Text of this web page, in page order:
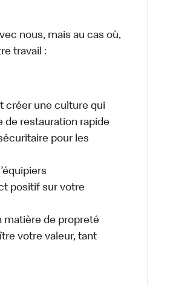
nous, mais au cas où,
travail :
créer une culture qui
de restauration rapide
pour les
positif sur votre
matière de propreté
votre valeur, tant